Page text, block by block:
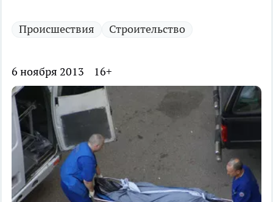
Происшествия Строительство
6 ноября 2013 16+